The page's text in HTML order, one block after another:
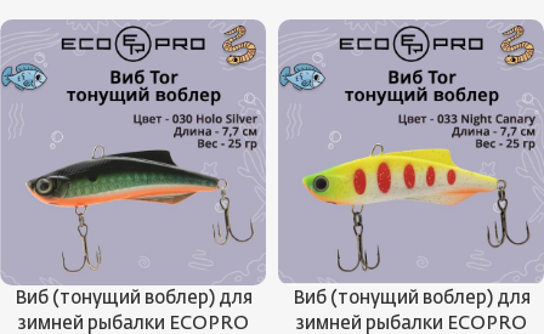
Виб (тонущий воблер) для
зимней рыбалки ECOPRO
Виб (тонущий воблер) для
зимней рыбалки ECOPRO